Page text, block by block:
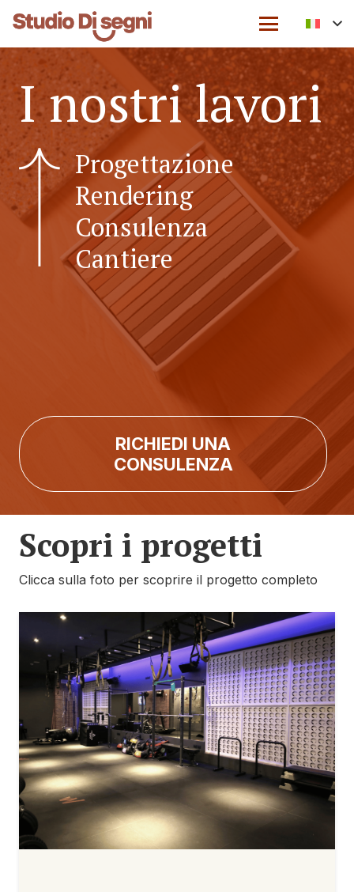
I nostri lavori
Progettazione
Rendering
Consulenza
Cantiere
RICHIEDI UNA
CONSULENZA
Scopri i progetti
Clicca sulla foto per scoprire il progetto completo